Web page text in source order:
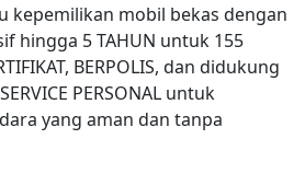
kepemilikan mobil bekas dengan
hingga 5 TAHUN untuk 155
BERPOLIS, dan didukung
PERSONAL untuk
yang aman dan tanpa